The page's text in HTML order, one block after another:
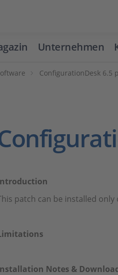
Unternehmen
ConfigurationDesk 6.5
patch can be installed only
Notes &